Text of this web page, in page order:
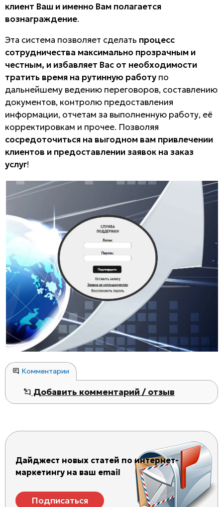
клиент Ваш и именно Вам полагается
вознаграждение.
Эта система позволяет сделать процесс
сотрудничества максимально прозрачным и
честным, и избавляет Вас от необходимости
тратить время на рутинную работу по
дальнейшему ведению переговоров, составлению
документов, контролю предоставления
информации, отчетам за выполненную работу, её
корректировкам и прочее. Позволяя
сосредоточиться на выгодном вам привлечении
клиентов и предоставлении заявок на заказ
услуг!
Комментарии
Добавить комментарий / отзыв
Дайджест новых статей по интернет-
маркетингу на ваш email
Подписаться